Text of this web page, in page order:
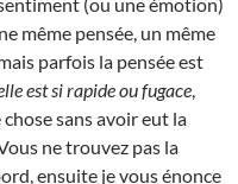
même pensée, un même
parfois la pensée est
est si rapide ou fugace
sans avoir eut la
ne trouvez pas la
ensuite je vous énonce